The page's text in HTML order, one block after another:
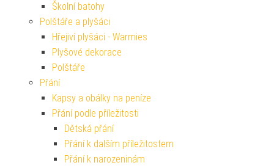
Školní batohy
Polštáře a plyšáci
Hřejiví plyšáci - Warmies
Plyšové dekorace
Polštáře
Přání
Kapsy a obálky na peníze
Přání podle příležitosti
Dětská přání
Přání k dalším příležitostem
Přání k narozeninám